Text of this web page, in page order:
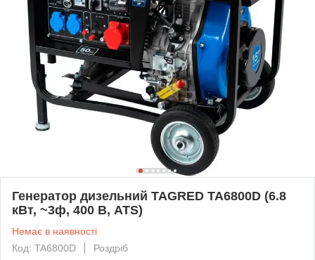
Генератор дизельний TAGRED TA6800D (6.8
кВт, ~3ф, 400 В, ATS)
Немає в наявності
Код: TA6800D
Роздріб